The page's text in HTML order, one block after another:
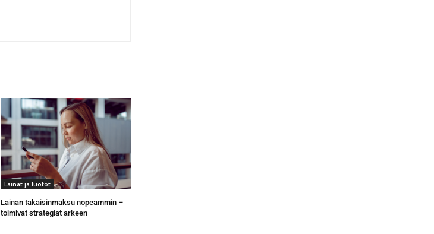
Lainat ja luotot
Lainan takaisinmaksu nopeammin –
toimivat strategiat arkeen